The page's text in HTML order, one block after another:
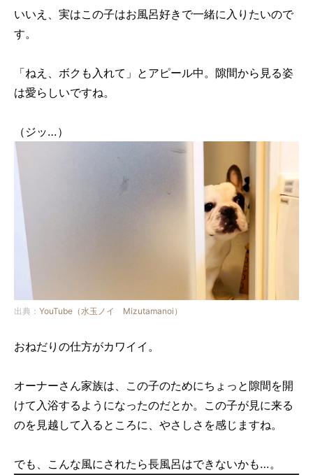
いいえ、実はこの子はお風呂好きで一緒に入りたいので
す。
「ねえ、ボクも入れて」とアピール中。隙間から見る姿
は愛らしいですね。
（ジッ…）
出典： YouTube（水玉ノイ Mizutamanoi）
おねだりの仕方がカワイイ。
オーナーさん家族は、この子のためにちょっと隙間を開
けて入浴するようになったのだとか。この子が見に来る
のを見越して入るところに、やさしさを感じますね。
でも、こんな風にされたら長風呂はできないかも…。